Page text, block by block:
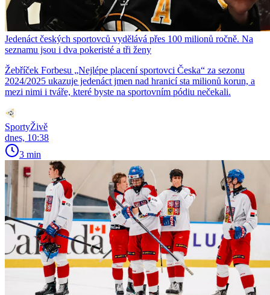
Jedenáct českých sportovců vydělává přes 100 milionů ročně. Na
seznamu jsou i dva pokeristé a tři ženy
Žebříček Forbesu „Nejlépe placení sportovci Česka“ za sezonu
2024/2025 ukazuje jedenáct jmen nad hranicí sta milionů korun, a
mezi nimi i tváře, které byste na sportovním pódiu nečekali.
SportyŽivě
dnes, 10:38
3 min